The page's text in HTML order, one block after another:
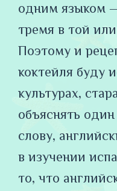
одним языком
тремя в той
Поэтому и
коктейля буду
культурах,
объяснять
слову,
в изучении
то, что